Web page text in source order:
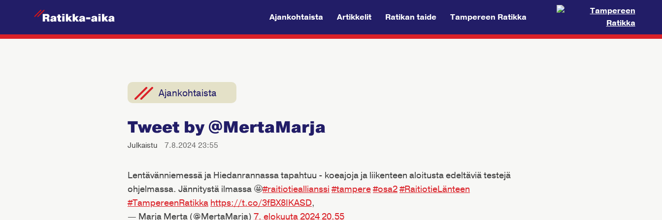
t
k
a
A
i
Ajankohtaista Artikkelit Ratikan taide Tampereen Ratikka
Ajankohtaista
Tweet by @MertaMarja
Julkaistu 7.8.2024 23:55
Lentävänniemessä ja Hiedanrannassa tapahtuu - koeajoja ja liikenteen aloitusta edeltäviä testejä
ohjelmassa. Jännitystä ilmassa 🤩#raitiotieallianssi #tampere#osa2#RaitiotieLänteen
#TampereenRatikka https://t.co/3fBX8IKASD,
— Marja Merta (@MertaMarja) 7. elokuuta 2024 20.55